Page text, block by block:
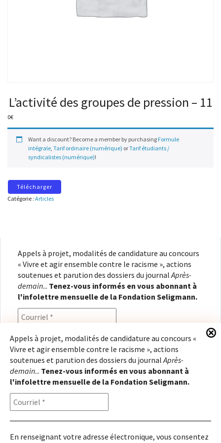
L’activité des groupes de pression – 11
0€
Want a discount? Become a member by purchasing Formule
intégrale, Tarif ordinaire (numérique) orTarif étudiants /
syndicalistes (numérique)!
Télécharger
Catégorie : Articles
Appels à projet, modalités de candidature au concours
« Vivre et agir ensemble contre le racisme », actions
soutenues et parution des dossiers du journal Après-
demain... Tenez-vous informés en vous abonnant à
l'infolettre mensuelle de la Fondation Seligmann.
En renseignant votre adresse électronique, vous
consentez à recevoir l'infolettre de la Fondation
Seligmann, conformément à notrepolitique de
confidentialité. Il vous sera possible de vous
désabonner à tout moment.
Appels à projet, modalités de candidature au concours «
Vivre et agir ensemble contre le racisme », actions
soutenues et parution des dossiers du journalAprès-
demain... Tenez-vous informés en vous abonnant à
l'infolettre mensuelle de la Fondation Seligmann.
En renseignant votre adresse électronique, vous consentez